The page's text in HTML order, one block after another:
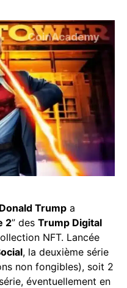
Donald Trump a
2” des Trump Digital
NFT. Lancée
, la deuxième série
non fongibles), soit 2
éventuellement en